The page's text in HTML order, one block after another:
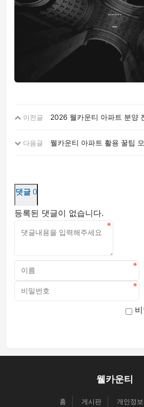
이전글 2026 웰카운티 아파트 분양
다음글 웰카운티 아파트 활용 꿀팁
댓글 0
등록된 댓글이 없습니다.
웰카운티
홈 게시판 개인정